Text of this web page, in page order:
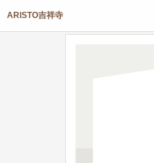
ARISTO吉祥寺